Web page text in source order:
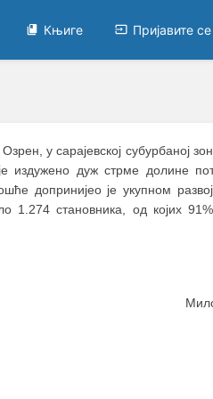
Књиге Пријавите се
у сарајевској субурбаној
издужено дуж стрме долине
допринијео је укупном
1.274 становника, од којих